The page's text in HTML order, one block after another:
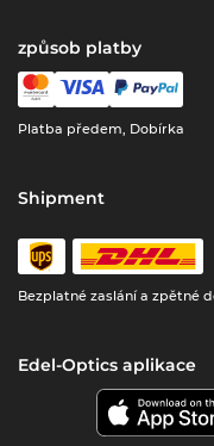
způsob platby
Platba předem, Dobírka
Shipment
Bezplatné zaslání a zpětné
Edel-Optics aplikace